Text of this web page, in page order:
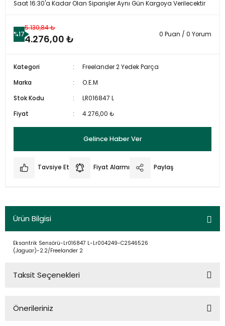
Saat 16:30'a Kadar Olan Siparişler Aynı Gün Kargoya Verilecektir
%17
5.130,84 ₺
4.276,00 ₺ 0 Puan / 0 Yorum
Kategori
Freelander 2 Yedek Parça
Marka
O.E.M
Stok Kodu
LR016847 L
Fiyat
4.276,00 ₺
Gelince Haber Ver
Tavsiye Et Fiyat Alarmı Paylaş
Ürün Bilgisi
Eksantrik Sensörü-Lr016847 L-Lr004249-C2S46526
(Jaguar)-2.2/Freelander 2
Taksit Seçenekleri
Önerileriniz